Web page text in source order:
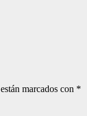
marcados con *